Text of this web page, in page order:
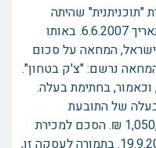
שהיתה
בבעלותו, וחתם על הסכם בעניין בתאריך 6.6.2007. באותו
המחאה על סכום
ההמחאה נרשם: "צ'ק בטחון".
בחתימת בעלה.
של התובעת
ב"תוכניתנית", תמורת סכום של 1,050,000 ₪. הסכם למכירת
המניות נחתם בח' תשרי תשס"ח 19.9.2007. בתמורה לעסקה זו,